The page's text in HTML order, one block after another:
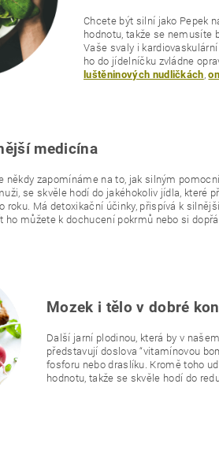
Chcete být silní jako Pepek
hodnotu, takže se nemusíte
Vaše svaly i
ho do jídelníčku zvládne
luštěninových nudličkách,
medicína
někdy zapomínáme na to, jak silným
se skvěle hodí do jakéhokoliv jídla, které
roku. Má detoxikační účinky, přispívá k
ho můžete k dochucení pokrmů nebo si
Mozek i tělo v dobré
Další jarní plodinou, která by v
představují doslova “vitamínovou
fosforu nebo draslíku. Kromě toho
hodnotu, takže se skvěle hodí do